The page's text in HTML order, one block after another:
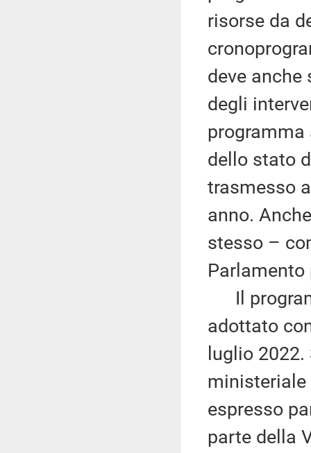
risorse da
deve
degli
programma
dello stato
trasmesso
anno.
stesso –
Parlamento
Il
adottato
luglio
ministeriale
espresso
parte della